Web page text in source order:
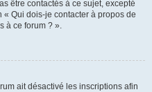
être contactés à ce sujet, excepté
« Qui dois-je contacter à propos de
à ce forum ? ».
ait désactivé les inscriptions afin